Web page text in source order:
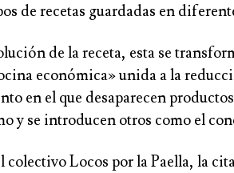
de recetas guardadas en
de la receta, esta se
económica» unida a la
en el que desaparecen
y se introducen otros como el
colectivo Locos por la Paella, la